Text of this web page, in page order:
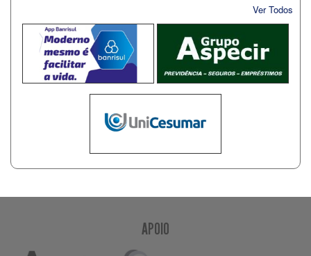
Ver Todos
APOIO